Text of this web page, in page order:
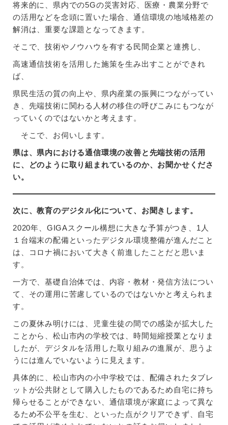
将来的に、県内での5Gの災害対応、医療・農業分野で
の活用などを念頭に置いた場合、通信環境の地域格差の
解消は、重要な課題となってきます。
そこで、技術やノウハウを有する民間企業と連携し、
高速通信技術を活用した施策を生み出すことができれ
ば、
県民生活の質の向上や、県内産業の振興につながってい
き、先端技術に関わる人材の移住の呼びこみにもつなが
っていくのではないかと考えます。
そこで、お伺いします。
県は、県内における通信環境の改善と先端技術の活用
に、どのように取り組まれているのか、お聞かせくださ
い。
次に、教育のデジタル化について、お聞きします。
2020年、GIGAスクール構想に大きな予算がつき、1人
１台端末の配備といったデジタル環境整備が進んだこと
は、コロナ禍において大きく前進したことだと思いま
す。
一方で、基礎自治体では、内容・教材・発信方法につい
て、その運用に苦慮しているのではないかと考えられま
す。
この夏休み明けには、児童生徒の間での感染が拡大した
ことから、松山市内の学校では、時間短縮授業となりま
したが、デジタルを活用した取り組みの進展が、思うよ
うには進んでいないように見えます。
具体的に、松山市内の小中学校では、配備されたタブレ
ットが公共財として購入したものであるため自宅に持ち
帰らせることができない、通信環境が家庭によって異な
るため不公平を生む、といった点がクリアできず、自宅